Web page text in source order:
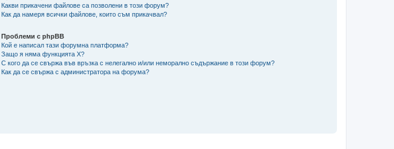
Какви прикачени файлове са позволени в този форум?
Как да намеря всички файлове, които съм прикачвал?
Проблеми с phpBB
Кой е написал тази форумна платформа?
Защо я няма функцията X?
С кого да се свържа във връзка с нелегално и/или неморално съдържание в този форум?
Как да се свържа с администратора на форума?